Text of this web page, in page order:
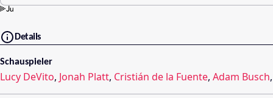
Details
Schauspieler
Lucy DeVito, Jonah Platt, Cristián de la Fuente, Adam Busch